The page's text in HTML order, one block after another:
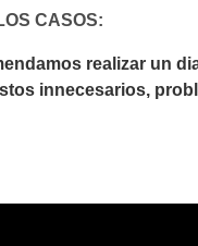
CASOS:
realizar un
innecesarios,